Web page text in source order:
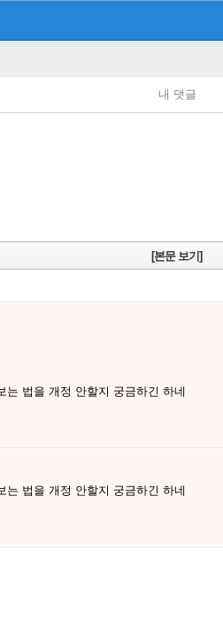
내 댓글
[본문 보기]
는 법을 개정 안할지 궁금하긴 하네
는 법을 개정 안할지 궁금하긴 하네